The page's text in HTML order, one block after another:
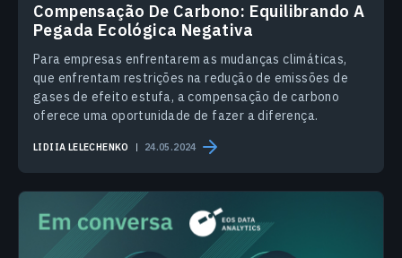
Compensação De Carbono: Equilibrando A
Pegada Ecológica Negativa
Para empresas enfrentarem as mudanças climáticas,
que enfrentam restrições na redução de emissões de
gases de efeito estufa, a compensação de carbono
oferece uma oportunidade de fazer a diferença.
LIDIIA LELECHENKO 24.05.2024